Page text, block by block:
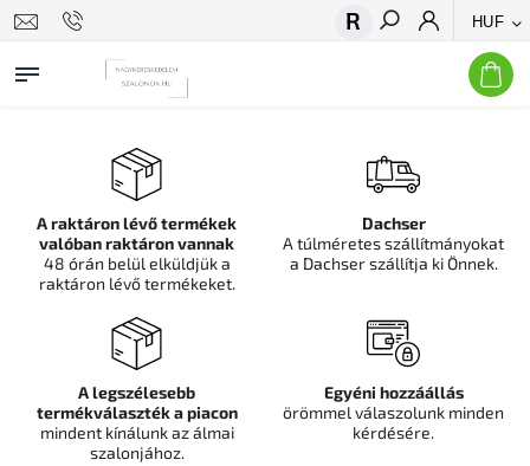
HUF
Keresés
A raktáron lévő termékek
valóban raktáron vannak
48 órán belül elküldjük a
raktáron lévő termékeket.
Dachser
A túlméretes szállítmányokat
a Dachser szállítja ki Önnek.
A legszélesebb
termékválaszték a piacon
mindent kínálunk az álmai
szalonjához.
Egyéni hozzáállás
örömmel válaszolunk minden
kérdésére.